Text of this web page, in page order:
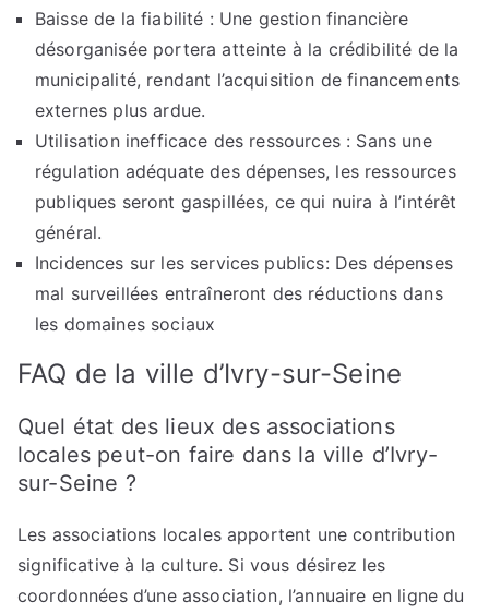
Baisse de la fiabilité : Une gestion financière
désorganisée portera atteinte à la crédibilité de la
municipalité, rendant l’acquisition de financements
externes plus ardue.
Utilisation inefficace des ressources : Sans une
régulation adéquate des dépenses, les ressources
publiques seront gaspillées, ce qui nuira à l’intérêt
général.
Incidences sur les services publics: Des dépenses
mal surveillées entraîneront des réductions dans
les domaines sociaux
FAQ de la ville d’Ivry-sur-Seine
Quel état des lieux des associations
locales peut-on faire dans la ville d’Ivry-
sur-Seine ?
Les associations locales apportent une contribution
significative à la culture. Si vous désirez les
coordonnées d’une association, l’annuaire en ligne du